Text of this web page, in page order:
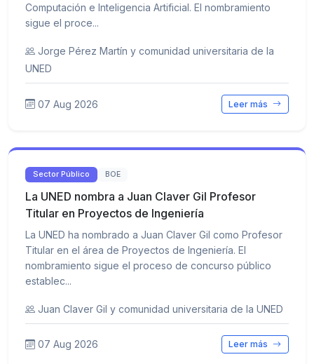
Computación e Inteligencia Artificial. El nombramiento
sigue el proce...
Jorge Pérez Martín y comunidad universitaria de la
UNED
07 Aug 2026 Leer más
Sector Público BOE
La UNED nombra a Juan Claver Gil Profesor
Titular en Proyectos de Ingeniería
La UNED ha nombrado a Juan Claver Gil como Profesor
Titular en el área de Proyectos de Ingeniería. El
nombramiento sigue el proceso de concurso público
establec...
Juan Claver Gil y comunidad universitaria de la UNED
07 Aug 2026 Leer más